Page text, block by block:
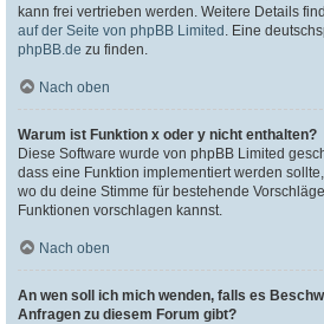
kann frei vertrieben werden. Weitere Details
auf der Seite von phpBB Limited . Eine
phpBB.de zu finden.
Nach oben
Warum ist Funktion x oder y nicht enthalten?
Diese Software wurde von phpBB Limited
dass eine Funktion implementiert werden
wo du deine Stimme für bestehende
Funktionen vorschlagen kannst.
Nach oben
An wen soll ich mich wenden, falls es
Anfragen zu diesem Forum gibt?